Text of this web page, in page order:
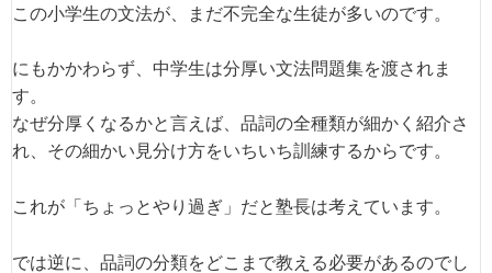
この小学生の文法が、まだ不完全な生徒が多いのです。
にもかかわらず、中学生は分厚い文法問題集を渡されま
す。
なぜ分厚くなるかと言えば、品詞の全種類が細かく紹介さ
れ、その細かい見分け方をいちいち訓練するからです。
これが「ちょっとやり過ぎ」だと塾長は考えています。
では逆に、品詞の分類をどこまで教える必要があるのでし